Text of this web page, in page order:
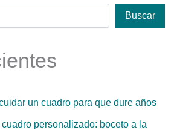
Buscar
un cuadro para que dure años
personalizado: boceto a la